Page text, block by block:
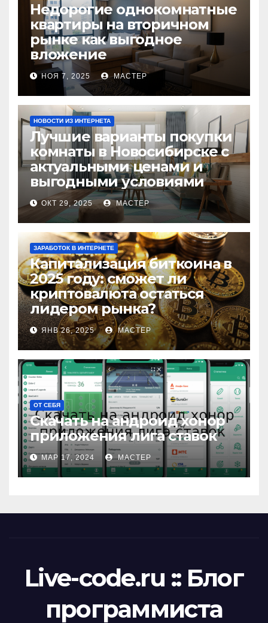
Недорогие однокомнатные
квартиры на вторичном
рынке как выгодное
вложение
НОЯ 7, 2025 МАСТЕР
НОВОСТИ ИЗ ИНТЕРНЕТА
Лучшие варианты покупки
комнаты в Новосибирске с
актуальными ценами и
выгодными условиями
ОКТ 29, 2025 МАСТЕР
ЗАРАБОТОК В ИНТЕРНЕТЕ
Капитализация биткоина в
2025 году: сможет ли
криптовалюта остаться
лидером рынка?
ЯНВ 26, 2025 МАСТЕР
ОТ СЕБЯ
Скачать на андроид хонор
приложения лига ставок
МАР 17, 2024 МАСТЕР
Live-code.ru :: Блог
программиста